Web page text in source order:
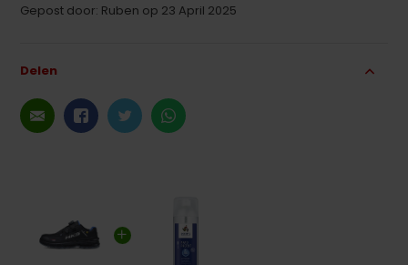
Gepost door: Ruben op 23 April 2025
Delen